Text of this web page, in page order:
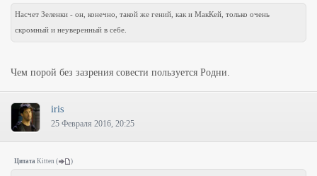
Насчет Зеленки - он, конечно, такой же гений, как и МакКей, только очень
скромный и неуверенный в себе.
Чем порой без зазрения совести пользуется Родни.
iris
25 Февраля 2016, 20:25
Цитата Kitten ( )